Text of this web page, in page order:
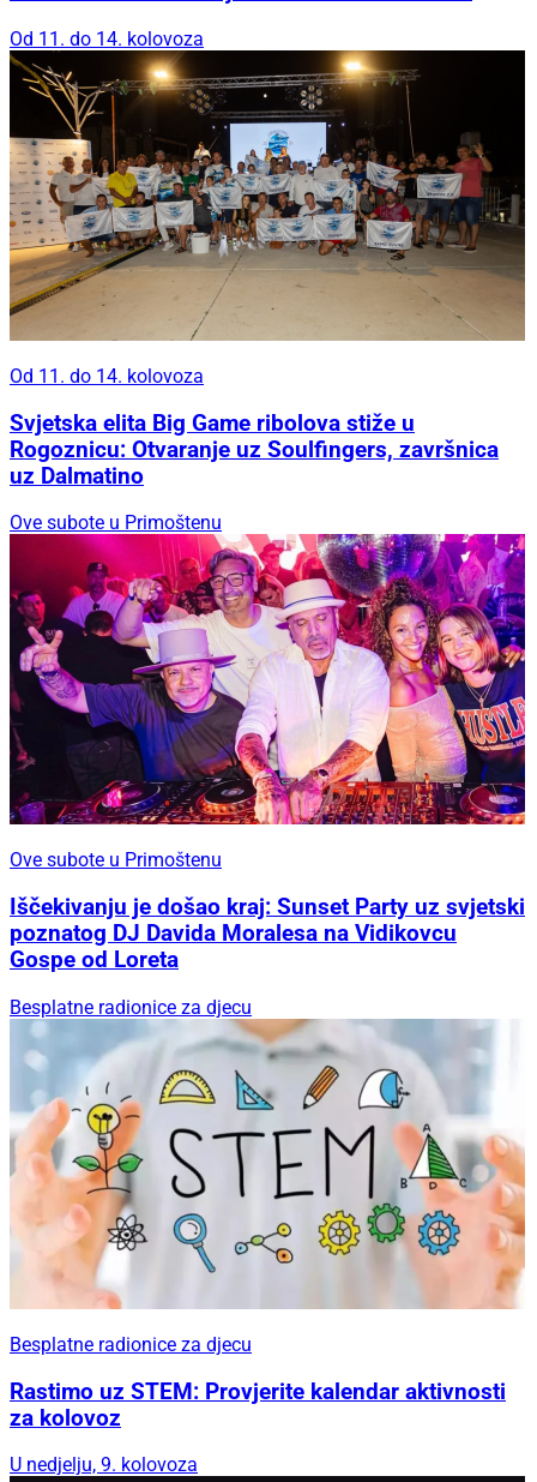
Od 11. do 14. kolovoza
Od 11. do 14. kolovoza
Svjetska elita Big Game ribolova stiže u
Rogoznicu: Otvaranje uz Soulfingers, završnica
uz Dalmatino
Ove subote u Primoštenu
Ove subote u Primoštenu
Iščekivanju je došao kraj: Sunset Party uz svjetski
poznatog DJ Davida Moralesa na Vidikovcu
Gospe od Loreta
Besplatne radionice za djecu
Besplatne radionice za djecu
Rastimo uz STEM: Provjerite kalendar aktivnosti
za kolovoz
U nedjelju, 9. kolovoza